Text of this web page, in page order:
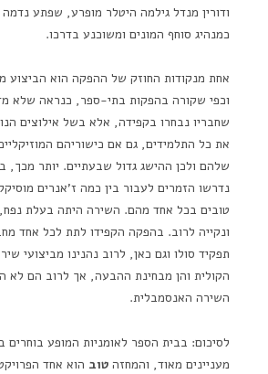
ודורין מנדל גילמה היטלר מופרע, שפתע נדמה
כמנהיג סוחף המונים ומשוכנע בדרכו.
אחת מנקודות החוזק של ההפקה הוא הביצוע
וכפי שקורה בהפקות בתי-ספר, כנראה שלא
שחבריו נבחרו בקפידה, אלא בשל אילוצים
את כל התלמידים, גם אם כישוריהם
שלהם ולכן ההישג גדול שבעתיים. יותר מכך,
נדרשו הזמרים לעבור בין כמה ז'אנרים
טובים בכל אחד מהם. השירה היתה בעלת
ונקייה לרוב. בהפקה הקפידו לתת לכל אחד
תפקיד סולו וגם כאן, לרוב נהנינו מביצועי
הקולית והן מבחינת ההבעה, אך לרוב הם לא
השירה האנסמבלית.
לסיכום: בבית הספר לאומניות המופע בוחרים
מעניינים מאוד, והמחזה טוב הוא אחד